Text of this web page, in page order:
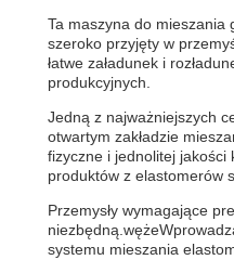
Ta maszyna do mieszania
szeroko przyjęty w
łatwe załadunek i
produkcyjnych.
Jedną z najważniejszych
otwartym zakładzie
fizyczne i jednolitej jakości
produktów z elastomerów
Przemysły wymagające
systemu mieszania